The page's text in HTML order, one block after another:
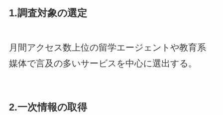
1.調査対象の選定
月間アクセス数上位の留学エージェントや教育系
媒体で言及の多いサービスを中心に選出する。
2.一次情報の取得